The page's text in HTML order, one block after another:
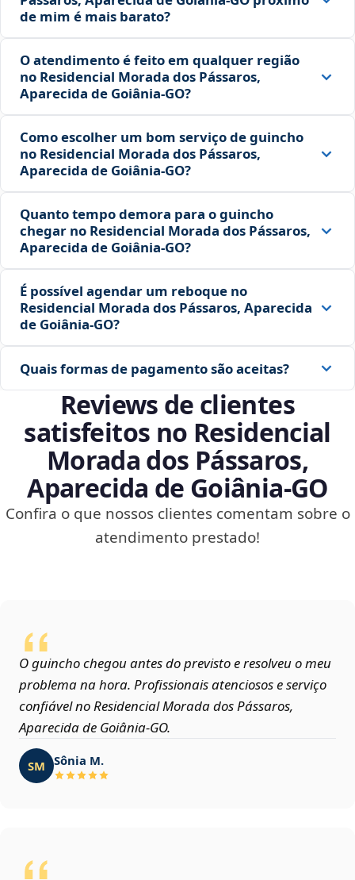
de mim é mais barato?
O atendimento é feito em qualquer região
no Residencial Morada dos Pássaros,
Aparecida de Goiânia‑GO?
Como escolher um bom serviço de guincho
no Residencial Morada dos Pássaros,
Aparecida de Goiânia‑GO?
Quanto tempo demora para o guincho
chegar no Residencial Morada dos Pássaros,
Aparecida de Goiânia‑GO?
É possível agendar um reboque no
Residencial Morada dos Pássaros, Aparecida
de Goiânia‑GO?
Quais formas de pagamento são aceitas?
Reviews de clientes
satisfeitos no Residencial
Morada dos Pássaros,
Aparecida de Goiânia‑GO
Confira o que nossos clientes comentam sobre o
atendimento prestado!
O guincho chegou antes do previsto e resolveu o meu
problema na hora. Profissionais atenciosos e serviço
confiável no Residencial Morada dos Pássaros,
Aparecida de Goiânia‑GO.
SM Sônia M.